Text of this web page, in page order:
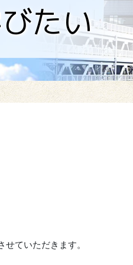
たい
ていただきます。